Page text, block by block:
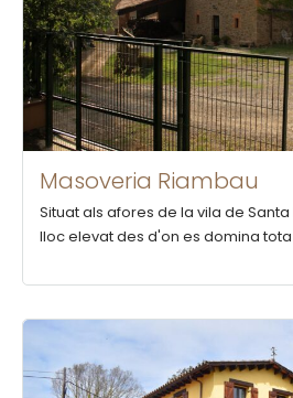
Masoveria Riambau
Situat als afores de la vila de
lloc elevat des d'on es domina